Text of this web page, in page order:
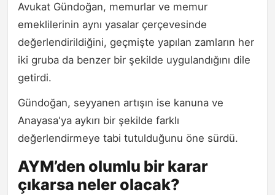
Avukat Gündoğan, memurlar ve memur
emeklilerinin aynı yasalar çerçevesinde
değerlendirildiğini, geçmişte yapılan zamların her
iki gruba da benzer bir şekilde uygulandığını dile
getirdi.
Gündoğan, seyyanen artışın ise kanuna ve
Anayasa'ya aykırı bir şekilde farklı
değerlendirmeye tabi tutulduğunu öne sürdü.
AYM’den olumlu bir karar
çıkarsa neler olacak?